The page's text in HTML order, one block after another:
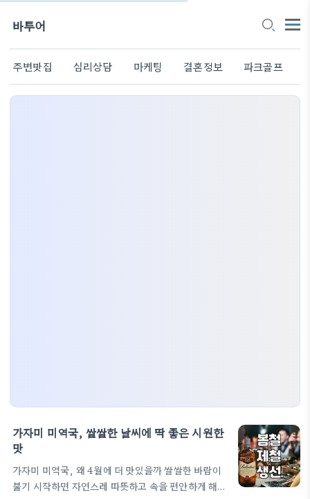
바투어
주변맛집 심리상담 마케팅 결혼정보 파크골프
가자미 미역국, 쌀쌀한 날씨에 딱 좋은 시원한
맛
가자미 미역국, 왜 4월에 더 맛있을까 쌀쌀한 바람이
불기 시작하면 자연스레 따뜻하고 속을 편안하게 해주